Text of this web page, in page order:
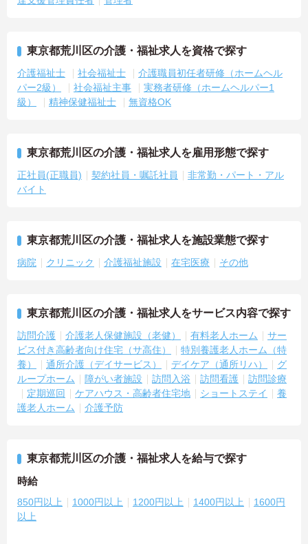
東京都荒川区の介護・福祉求人を資格で探す
介護福祉士 社会福祉士
介護職員初任者研修（ホームヘル
パー2級）
社会福祉主事
実務者研修（ホームヘルパー1
級）
精神保健福祉士 無資格OK
東京都荒川区の介護・福祉求人を雇用形態で探す
正社員(正職員) 契約社員・嘱託社員
非常勤・パート・アル
バイト
東京都荒川区の介護・福祉求人を施設業態で探す
病院 クリニック 介護福祉施設 在宅医療 その他
東京都荒川区の介護・福祉求人をサービス内容で探す
訪問介護 介護老人保健施設（老健） 有料老人ホーム
サー
ビス付き高齢者向け住宅（サ高住）
特別養護老人ホーム（特
養）
通所介護（デイサービス） デイケア（通所リハ）
グ
ループホーム
障がい者施設 訪問入浴 訪問看護
訪問診療
定期巡回
ケアハウス・高齢者住宅地 ショートステイ
養
護老人ホーム
介護予防
東京都荒川区の介護・福祉求人を給与で探す
時給
850円以上 1000円以上 1200円以上 1400円以上
1600円
以上